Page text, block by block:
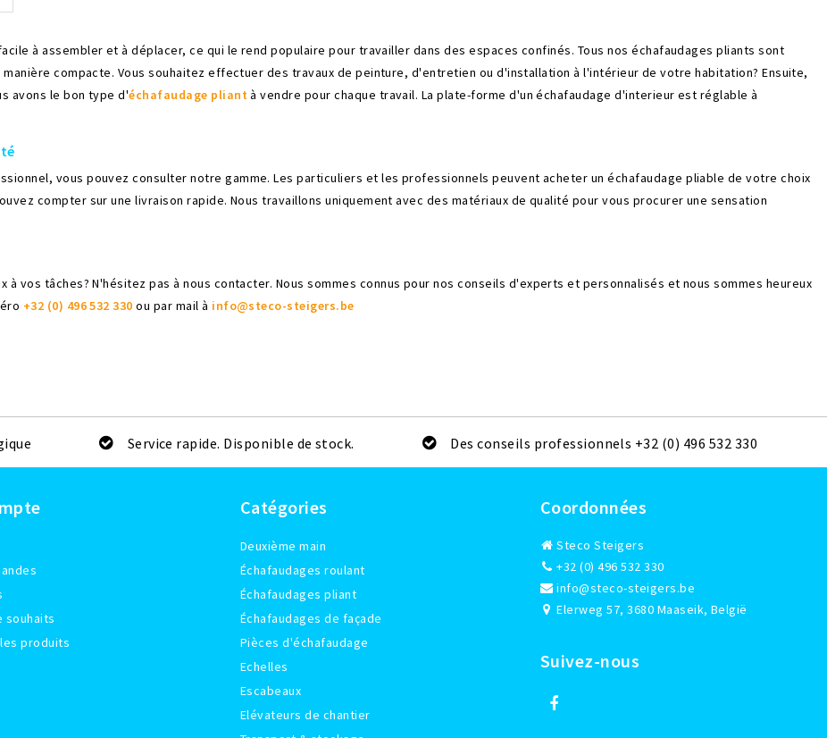
à assembler et à déplacer, ce qui le rend populaire pour travailler dans des espaces confinés. Tous nos échafaudages pliants sont
compacte. Vous souhaitez effectuer des travaux de peinture, d'entretien ou d'installation à l'intérieur de votre habitation? Ensuite,
avons le bon type d'échafaudage pliantà vendre pour chaque travail. La plate-forme d'un échafaudage d'interieur est réglable à
vous pouvez consulter notre gamme. Les particuliers et les professionnels peuvent acheter un échafaudage pliable de votre choix
compter sur une livraison rapide. Nous travaillons uniquement avec des matériaux de qualité pour vous procurer une sensation
à vos tâches? N'hésitez pas à nous contacter. Nous sommes connus pour nos conseils d'experts et personnalisés et nous sommes heureux
+32 (0) 496 532 330 ou par mail à info@steco-steigers.be
Service rapide. Disponible de stock. Des conseils professionnels +32 (0) 496 532 330
souhaits
produits
Catégories
Deuxième main
Échafaudages roulant
Échafaudages pliant
Échafaudages de façade
Pièces d'échafaudage
Echelles
Escabeaux
Elévateurs de chantier
Coordonnées
Steco Steigers
+32 (0) 496 532 330
info@steco-steigers.be
Elerweg 57, 3680 Maaseik, België
Suivez-nous